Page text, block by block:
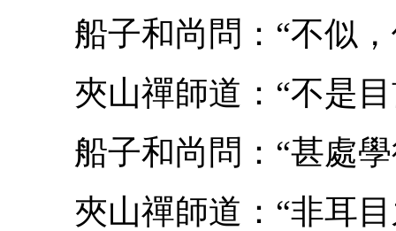
船子和尚問：“不似，
夾山禪師道：“不是目
船子和尚問：“甚處學
夾山禪師道：“非耳目